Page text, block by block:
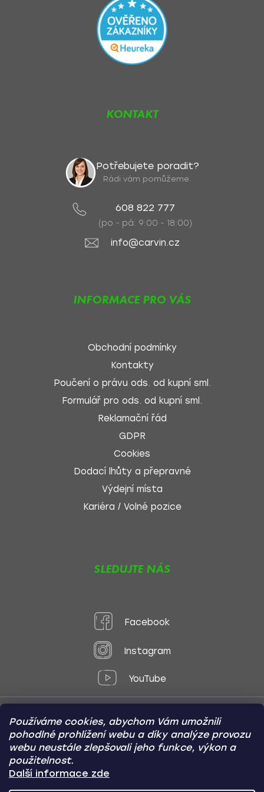
Používáme cookies, abychom Vám umožnili
pohodlné prohlížení webu a díky analýze provozu
webu neustále zlepšovali jeho funkce, výkon a
použitelnost.
Další informace zde
KONTAKT
Potřebujete poradit?
Rádi vám pomůžeme.
608 822 777
(po - pá: 9:00 - 18:00)
info@carvin.cz
INFORMACE PRO VÁS
Obchodní podmínky
Kontakty
Poučení o právu ods. od kupní sml.
Formulář pro ods. od kupní sml.
Reklamační řád
GDPR
Cookies
Dodací lhůty a přepravné
Výdejní místa
Kariéra / Volné pozice
SLEDUJTE NÁS
Facebook
Instagram
YouTube
Způsoby platby:
Online
Převod
Dobírka